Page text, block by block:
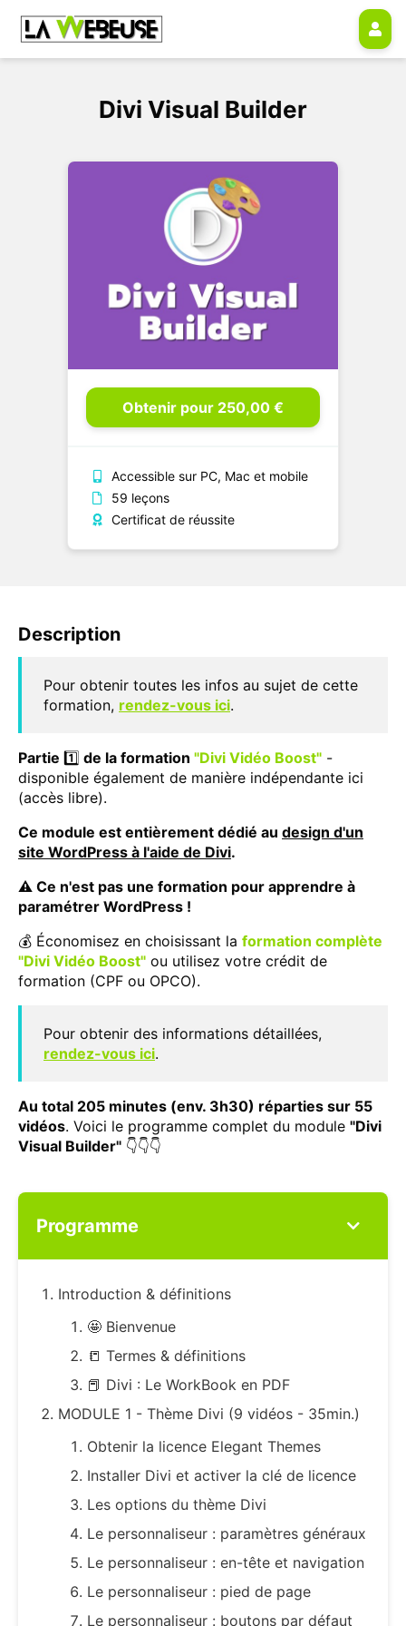
Divi Visual Builder
Obtenir pour 250,00 €
Accessible sur PC, Mac et mobile
59 leçons
Certificat de réussite
Description
Pour obtenir toutes les infos au sujet de cette
formation, rendez-vous ici.
Partie 1️⃣ de la formation "Divi Vidéo Boost" -
disponible également de manière indépendante ici
(accès libre).
Ce module est entièrement dédié au design d'un
site WordPress à l'aide de Divi.
⚠️ Ce n'est pas une formation pour apprendre à
paramétrer WordPress !
💰 Économisez en choisissant la formation complète
"Divi Vidéo Boost" ou utilisez votre crédit de
formation (CPF ou OPCO).
Pour obtenir des informations détaillées,
rendez-vous ici.
Au total 205 minutes (env. 3h30) réparties sur 55
vidéos. Voici le programme complet du module "Divi
Visual Builder" 👇👇👇
Programme
Introduction & définitions
🤩 Bienvenue
📒 Termes & définitions
📕 Divi : Le WorkBook en PDF
MODULE 1 - Thème Divi (9 vidéos - 35min.)
Obtenir la licence Elegant Themes
Installer Divi et activer la clé de licence
Les options du thème Divi
Le personnaliseur : paramètres généraux
Le personnaliseur : en-tête et navigation
Le personnaliseur : pied de page
Le personnaliseur : boutons par défaut